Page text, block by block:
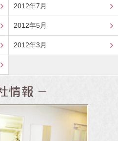
2012年7月
2012年5月
2012年3月